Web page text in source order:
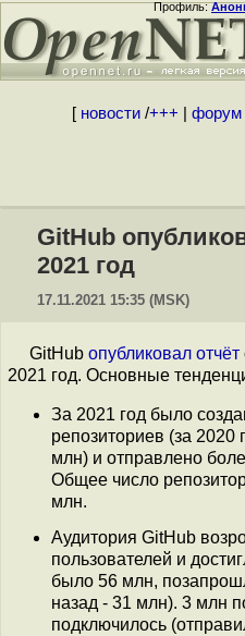
Профиль:
[ новости/+++ форум|
GitHub
2021 год
17.11.2021 15:35 (MSK)
GitHub опубликовал отчёт
2021 год. Основные
За 2021 год было
репозиториев (за 2020
млн) и отправлено
Общее число
млн.
Аудитория GitHub
пользователей и
было 56 млн,
назад - 31 млн). 3 млн
подключилось